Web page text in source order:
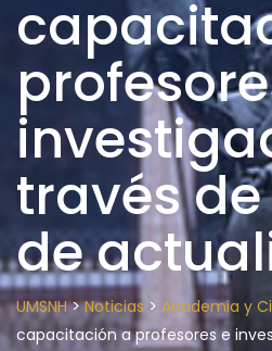
través
de
UMSNH>Noticias > Academia y
capacitación a profesores e